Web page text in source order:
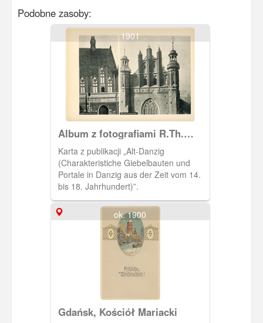
Podobne zasoby:
1901
Album z fotografiami R.Th.
Kuhna
Karta z publikacji „Alt-Danzig
(Charakteristiche Giebelbauten und
Portale in Danzig aus der Zeit vom 14.
bis 18. Jahrhundert)”.
ok. 1900
Gdańsk, Kościół Mariacki